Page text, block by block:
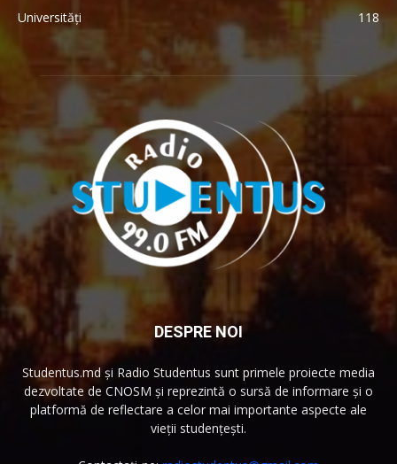
Universități
118
DESPRE NOI
Studentus.md și Radio Studentus sunt primele proiecte media
dezvoltate de CNOSM și reprezintă o sursă de informare și o
platformă de reflectare a celor mai importante aspecte ale
vieții studențești.